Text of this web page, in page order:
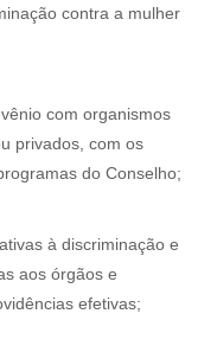
contra a mulher
com organismos
privados, com os
do Conselho;
à discriminação e
aos órgãos e
efetivas;